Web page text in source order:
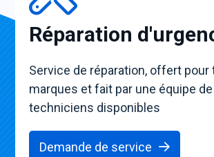
Réparation
Service de réparation, offert pour
marques et fait par une équipe de
techniciens disponibles
Demande de service